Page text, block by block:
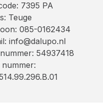
7395 PA
Teuge
085-0162434
info@dalupo.nl
54937418
nummer: